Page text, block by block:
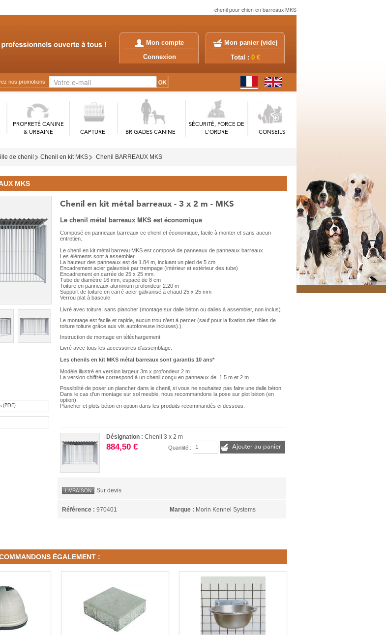
chenil pour chien en barreaux MKS
Mon compte
Connexion
Mon panier (vide)
Total : 0 €
nos promotions
PROPRETÉ CANINE
& URBAINE
CAPTURE BRIGADES CANINE
SÉCURITÉ, FORCE DE
L'ORDRE
CONSEILS
de chenil Chenil en kit MKS Chenil BARREAUX MKS
MKS
(PDF)
Chenil en kit métal barreaux - 3 x 2 m - MKS
Le chenil métal barreaux MKS est économique
Composé en panneaux barreaux ce chenil et économique, facile à monter et sans aucun
entretien.
Le chenil en kit métal barreau MKS est composé de panneaux de panneaux barreaux.
Les éléments sont à assembler.
La hauteur des panneaux est de 1.84 m, incluant un pied de 5 cm
Encadrement acier galavnisé par trempage (intérieur et extérieur des tube)
Encadrement en carrée de 25 x 25 mm.
Tube de diamètre 16 mm, espacé de 8 cm
Toiture en panneaux aluminium profondeur 2.20 m
Support de toiture en carré acier galvanisé à chaud 25 x 25 mm
Verrou plat à bascule
Livré avec toiture, sans plancher (montage sur dalle béton ou dalles à assembler, non inclus)
Le montage est facile et rapide, aucun trou n’est à percer (sauf pour la fixation des tôles de
toiture toiture grâce aux vis autoforeuse incluses).).
Instruction de montage en téléchargement
Livré avec tous les accessoires d’assemblage.
Les chenils en kit MKS métal barreaux sont garantis 10 ans*
Modèle illustré en version largeur 3m x profondeur 2 m
La version chiffrée correspond à un chenil conçu en panneaux de 1.5 m et 2 m.
Possibilité de poser un plancher dans le chenil, si vous ne souhaitez pas faire une dalle béton.
Dans le cas d’un montage sur sol meuble, nous recommandons la pose sur plot béton (en
option)
Plancher et plots béton en option dans les produits recommandés ci dessous.
Désignation :Chenil 3 x 2 m
884,50 € Quantité : Ajouter au panier
LIVRAISON Sur devis
Référence : 970401 Marque : Morin Kennel Systems
ÉGALEMENT :